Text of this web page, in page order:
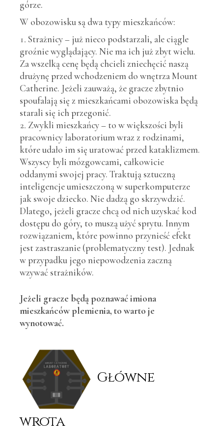
górze.
W obozowisku są dwa typy mieszkańców:
Strażnicy – już nieco podstarzali, ale ciągle
groźnie wyglądający. Nie ma ich już zbyt wielu.
Za wszelką cenę będą chcieli zniechęcić naszą
drużynę przed wchodzeniem do wnętrza Mount
Catherine. Jeżeli zauważą, że gracze zbytnio
spoufalają się z mieszkańcami obozowiska będą
starali się ich przegonić.
Zwykli mieszkańcy – to w większości byli
pracownicy laboratorium wraz z rodzinami,
które udało im się uratować przed kataklizmem.
Wszyscy byli mózgowcami, całkowicie
oddanymi swojej pracy. Traktują sztuczną
inteligencje umieszczoną w superkomputerze
jak swoje dziecko. Nie dadzą go skrzywdzić.
Dlatego, jeżeli gracze chcą od nich uzyskać kod
dostępu do góry, to muszą użyć sprytu. Innym
rozwiązaniem, które powinno przynieść efekt
jest zastraszanie (problematyczny test). Jednak
w przypadku jego niepowodzenia zaczną
wzywać strażników.
Jeżeli gracze będą poznawać imiona
mieszkańców plemienia, to warto je
wynotować.
Główne
wrota